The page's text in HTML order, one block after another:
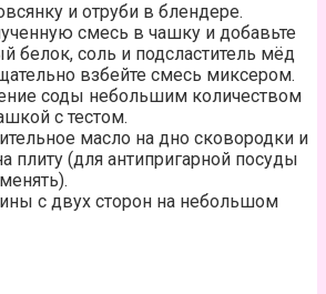
и отруби в блендере.
смесь в чашку и добавьте
белок, соль и подсластитель мёд
взбейте смесь миксером.
соды небольшим количеством
с тестом.
масло на дно сковородки и
плиту (для антипригарной посуды
с двух сторон на небольшом